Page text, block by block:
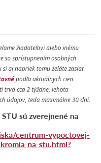
žiadateľovi alebo inému
so sprístupnením osobných
aj napriek tomu želáte zaslať
podľa aktuálnych cien
trvá cca 2 týždne, lehota
údajov, teda maximálne 30 dní.
sú zverejnené na
centrum-vypoctovej-
na-stu.html?